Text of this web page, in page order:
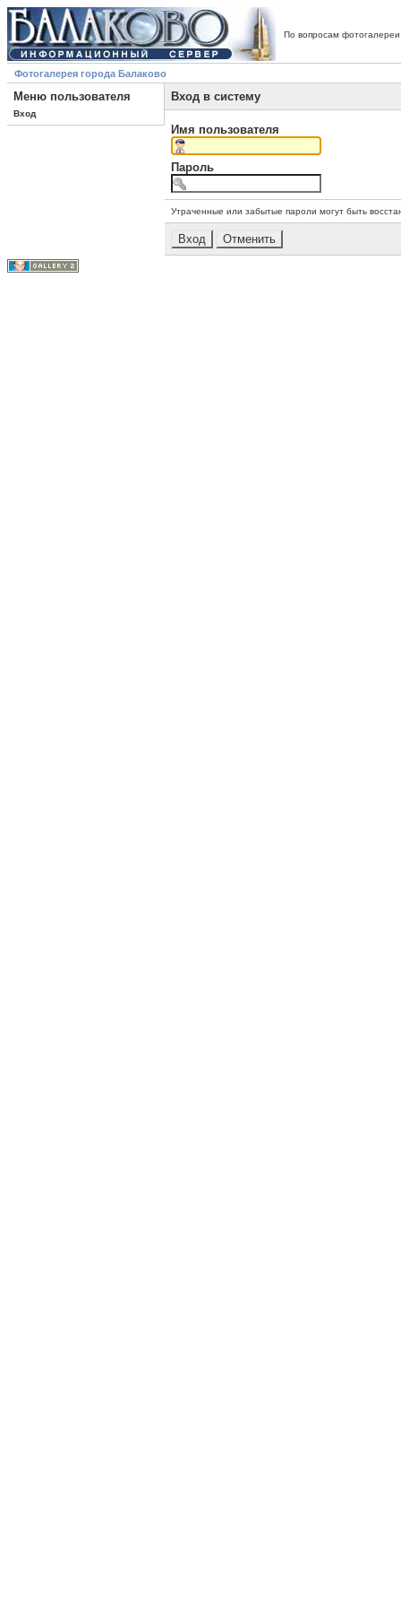
По вопросам
Фотогалерея города Балаково
Меню пользователя
Вход
Вход в систему
Имя пользователя
Пароль
Утраченные или забытые пароли могут быть